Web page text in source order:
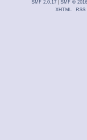
SMF 2.0.17
SMF © 2016
XHTML
RSS